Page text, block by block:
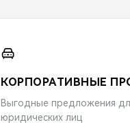
КОРПОРАТИВНЫЕ
Выгодные предложения
юридических лиц